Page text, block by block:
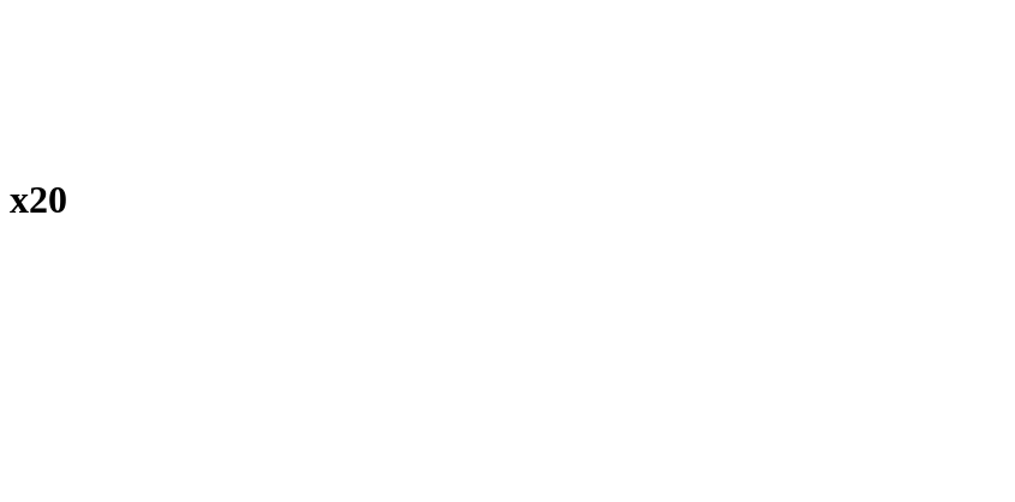
x20